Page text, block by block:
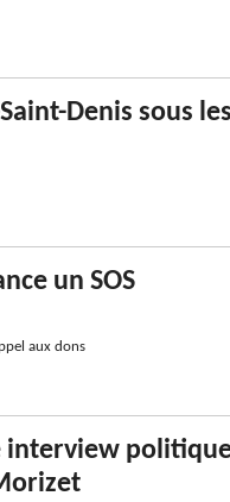
Denis sous
un SOS
aux dons
politique